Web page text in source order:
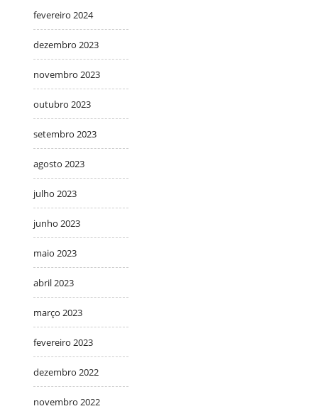
fevereiro 2024
dezembro 2023
novembro 2023
outubro 2023
setembro 2023
agosto 2023
julho 2023
junho 2023
maio 2023
abril 2023
março 2023
fevereiro 2023
dezembro 2022
novembro 2022